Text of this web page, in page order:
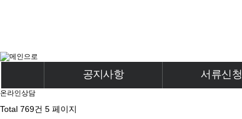
공지사항 서류신청
온라인상담
Total 769건 5 페이지